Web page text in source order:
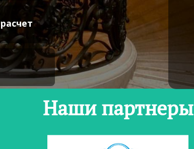
Наши партнеры